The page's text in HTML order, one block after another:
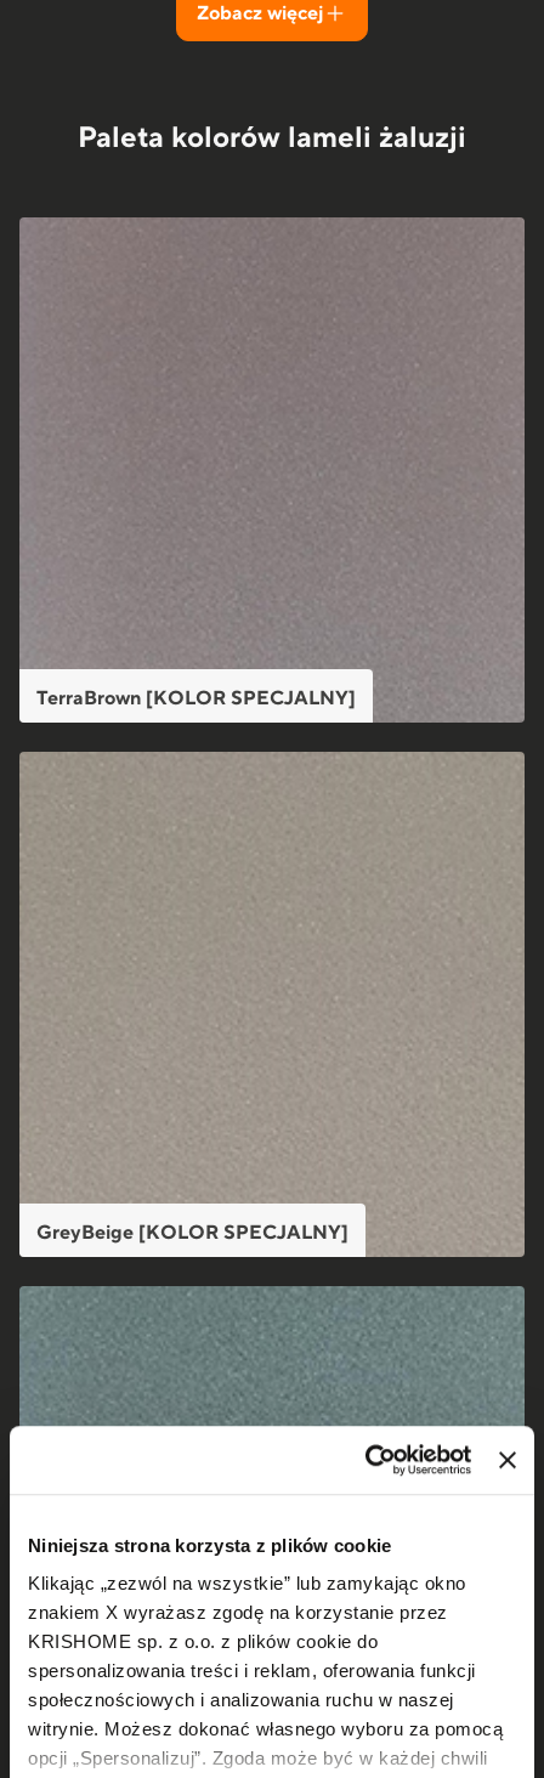
Niniejsza strona korzysta z plików cookie
Klikając „zezwól na wszystkie” lub zamykając okno
znakiem X wyrażasz zgodę na korzystanie przez
KRISHOME sp. z o.o. z plików cookie do
spersonalizowania treści i reklam, oferowania funkcji
społecznościowych i analizowania ruchu w naszej
witrynie. Możesz dokonać własnego wyboru za pomocą
opcji „Spersonalizuj”. Zgoda może być w każdej chwili
Zobacz więcej
Paleta kolorów lameli żaluzji
TerraBrown [KOLOR SPECJALNY]
GreyBeige [KOLOR SPECJALNY]
Green [KOLOR SPECJALNY]